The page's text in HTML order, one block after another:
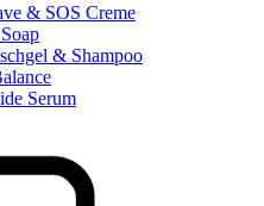
& SOS Creme
& Shampoo
Serum